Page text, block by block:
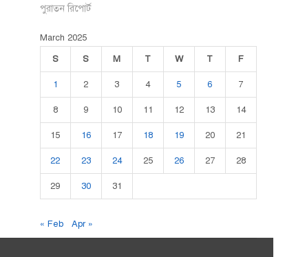
পুরাতন রিপোর্ট
March 2025
S
S M T W T F
1 2 3 4 5 6 7
8 9 10 11 12 13 14
15 16 17 18 19 20 21
22 23 24 25 26 27 28
29 30 31
« Feb Apr »